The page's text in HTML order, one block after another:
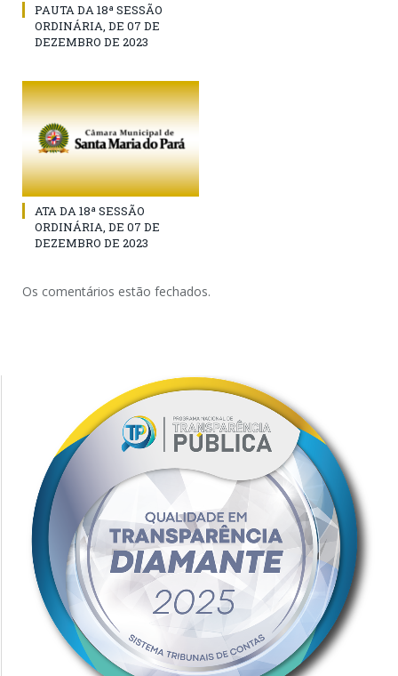
PAUTA DA 18ª SESSÃO
ORDINÁRIA, DE 07 DE
DEZEMBRO DE 2023
ATA DA 18ª SESSÃO
ORDINÁRIA, DE 07 DE
DEZEMBRO DE 2023
Os comentários estão fechados.